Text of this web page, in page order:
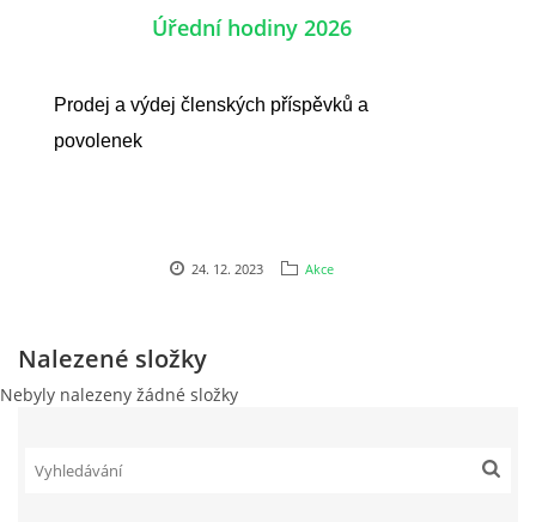
Úřední hodiny 2026
Prodej a výdej členských příspěvků a
povolenek
24. 12. 2023 Akce
Nalezené složky
Nebyly nalezeny žádné složky